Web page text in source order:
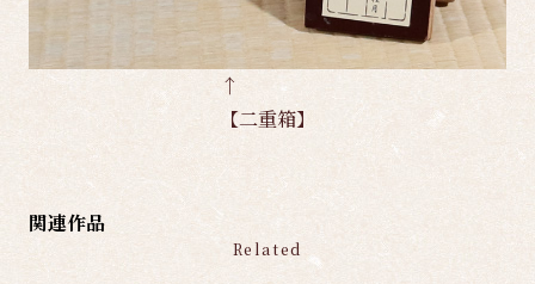
↑
【二重箱】
関連作品
Related